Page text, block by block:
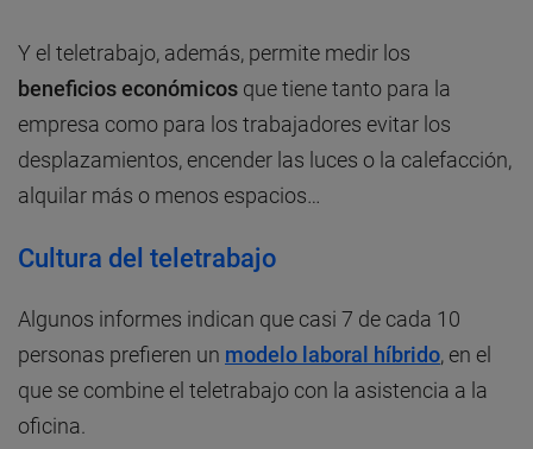
Y el teletrabajo, además, permite medir los
beneficios económicos que tiene tanto para la
empresa como para los trabajadores evitar los
desplazamientos, encender las luces o la calefacción,
alquilar más o menos espacios…
Cultura del teletrabajo
Algunos informes indican que casi 7 de cada 10
personas prefieren un modelo laboral híbrido, en el
que se combine el teletrabajo con la asistencia a la
oficina.